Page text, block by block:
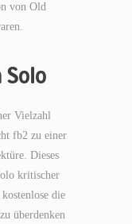
von Old
Vielzahl
fb2 zu einer
Dieses
kritischer
die
überdenken